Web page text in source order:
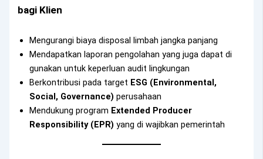
bagi Klien
Mengurangi biaya disposal limbah jangka panjang
Mendapatkan laporan pengolahan yang juga dapat di
gunakan untuk keperluan audit lingkungan
Berkontribusi pada target ESG (Environmental,
Social, Governance) perusahaan
Mendukung program Extended Producer
Responsibility (EPR) yang di wajibkan pemerintah